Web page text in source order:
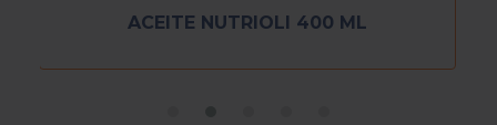
ACEITE NUTRIOLI 400 ML